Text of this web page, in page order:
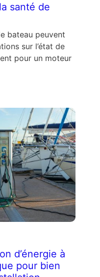
santé de
bateau peuvent
sur l’état de
pour un moteur
d’énergie à
pour bien